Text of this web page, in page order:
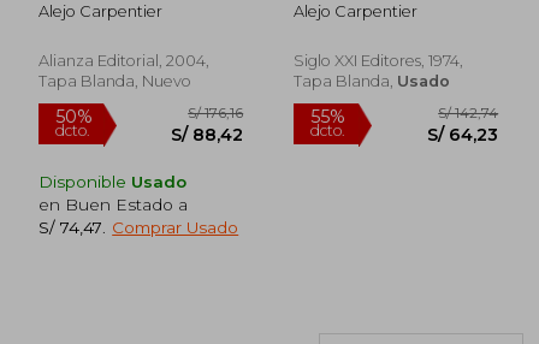
Alejo Carpentier
Alianza Editorial, 2004,
Tapa Blanda, Nuevo
Disponible Usado
en Buen Estado a
S/ 74,47
Comprar Usado
Alejo Carpentier
Siglo XXI Editores, 1974,
Tapa Blanda, Usado